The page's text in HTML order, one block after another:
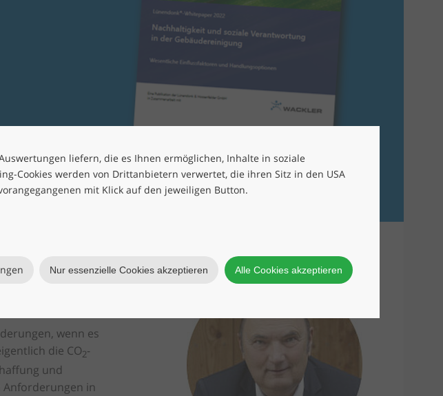
liefern, die es Ihnen ermöglichen, Inhalte in soziale
Cookies werden von Drittanbietern verwertet, die ihren Sitz in den USA
mit Klick auf den jeweiligen Button.
Nur essenzielle Cookies akzeptieren Alle Cookies akzeptieren
wenn es
die CO2-
und
in